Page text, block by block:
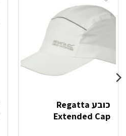
כובע Regatta
Extended Cap